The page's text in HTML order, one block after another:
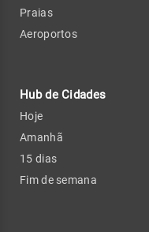
Praias
Aeroportos
Hub de Cidades
Hoje
Amanhã
15 dias
Fim de semana